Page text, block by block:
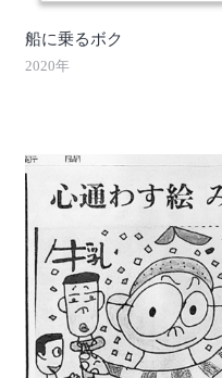
船に乗るボク
2020年